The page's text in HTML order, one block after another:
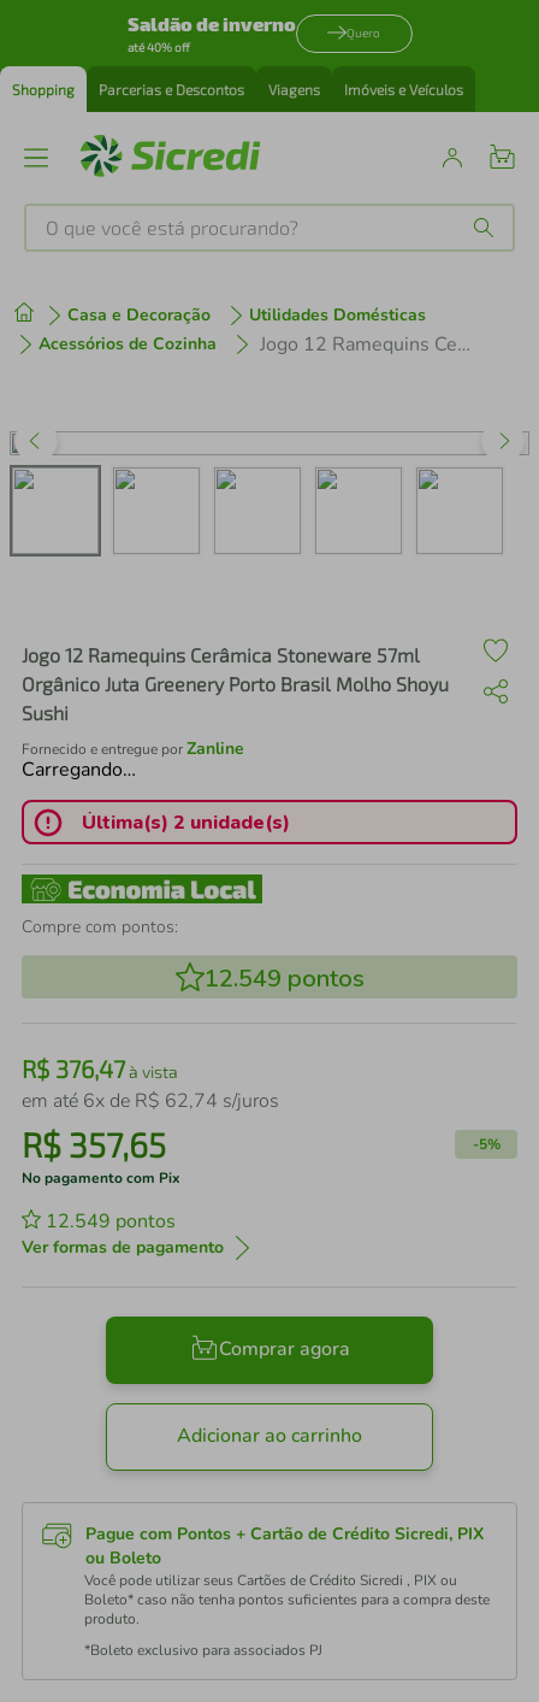
Saldão de inverno
até 40% off
Quero
Shopping Parcerias e Descontos Viagens Imóveis e Veículos
O que você está procurando?
Casa e Decoração
Utilidades Domésticas
Acessórios de Cozinha
Jogo 12 Ramequins Cerâmica Stoneware 57ml Orgânico Juta Greenery Porto Brasil Molho Shoyu Sushi
Jogo 12 Ramequins Cerâmica Stoneware 57ml
Orgânico Juta Greenery Porto Brasil Molho Shoyu
Sushi
Fornecido e entregue porZanline
Carregando…
Última(s) 2 unidade(s)
Compre com pontos:
12.549 pontos
R$ 376,47à vista
em até 6x de R$ 62,74 s/juros
R$ 357,65 -5%
No pagamento com Pix
12.549 pontos
Ver formas de pagamento
Comprar agora
Adicionar ao carrinho
Pague com Pontos + Cartão de Crédito Sicredi, PIX
ou Boleto
Você pode utilizar seus Cartões de Crédito Sicredi , PIX ou
Boleto* caso não tenha pontos suficientes para a compra deste
produto.
*Boleto exclusivo para associados PJ
1º tenis
3º perfume